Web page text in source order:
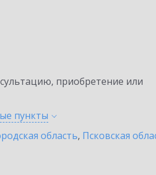
приобретение или
пункты
область, Псковская